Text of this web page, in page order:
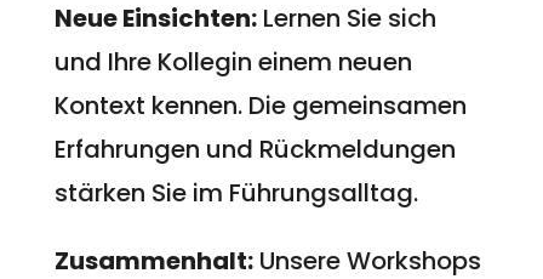
Neue Einsichten:Lernen Sie sich
und Ihre Kollegin einem neuen
Kontext kennen. Die gemeinsamen
Erfahrungen und Rückmeldungen
stärken Sie im Führungsalltag.
Zusammenhalt:Unsere Workshops